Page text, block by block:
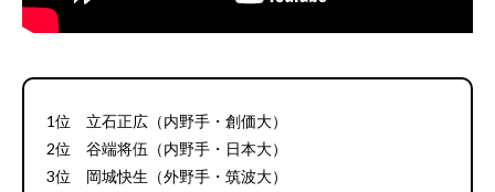
1位 立石正広（内野手・創価大）
2位 谷端将伍（内野手・日本大）
3位 岡城快生（外野手・筑波大）